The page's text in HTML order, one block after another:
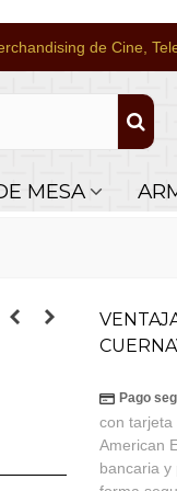
de Cine,
MESA
Pago
con tarjeta
American
bancaria y